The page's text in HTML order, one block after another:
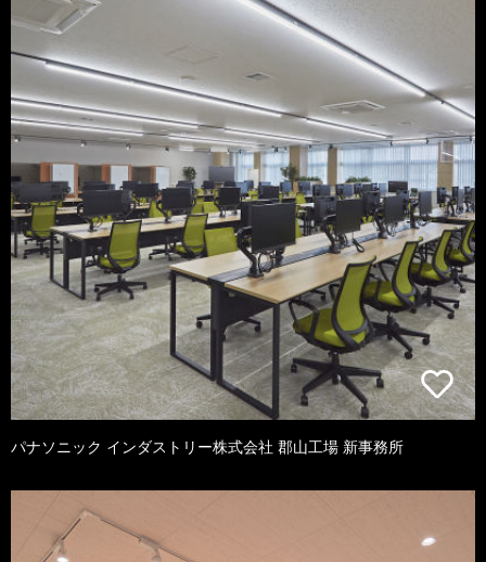
パナソニック インダストリー株式会社 郡山工場 新事務所